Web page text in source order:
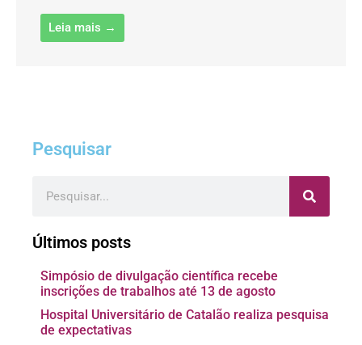
Leia mais →
Pesquisar
Últimos posts
Simpósio de divulgação científica recebe
inscrições de trabalhos até 13 de agosto
Hospital Universitário de Catalão realiza pesquisa
de expectativas